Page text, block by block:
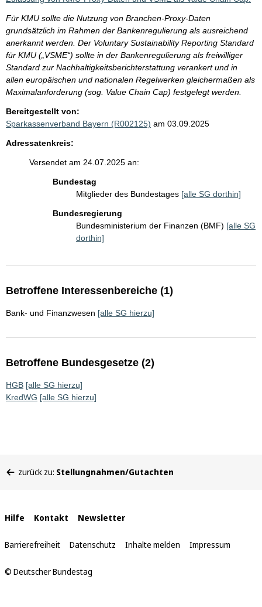
Für KMU sollte die Nutzung von Branchen-Proxy-Daten
grundsätzlich im Rahmen der Bankenregulierung als ausreichend
anerkannt werden. Der Voluntary Sustainability Reporting Standard
für KMU („VSME“) sollte in der Bankenregulierung als freiwilliger
Standard zur Nachhaltigkeitsberichterstattung verankert und in
allen europäischen und nationalen Regelwerken gleichermaßen als
Maximalanforderung (sog. Value Chain Cap) festgelegt werden.
Bereitgestellt von:
Sparkassenverband Bayern (R002125) am 03.09.2025
Adressatenkreis:
Versendet am 24.07.2025 an:
Bundestag
Mitglieder des Bundestages [alle SG dorthin]
Bundesregierung
Bundesministerium der Finanzen (BMF) [alle SG
dorthin]
Betroffene Interessenbereiche (1)
Bank- und Finanzwesen [alle SG hierzu]
Betroffene Bundesgesetze (2)
HGB [alle SG hierzu]
KredWG [alle SG hierzu]
befinden
zurück zu: Stellungnahmen/Gutachten
Interne
Links
Hilfe Kontakt Newsletter
Barrierefreiheit Datenschutz Inhalte melden Impressum
© Deutscher Bundestag